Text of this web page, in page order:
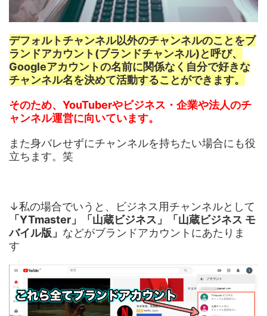
デフォルトチャンネル以外のチャンネルのことをブ
ランドアカウント(ブランドチャンネル)と呼び、
Googleアカウントの名前に関係なく自分で好きな
チャンネル名を決めて活動することができます。
そのため、YouTuberやビジネス・企業や法人のチ
ャンネル運営に向いています。
また身バレせずにチャンネルを持ちたい場合にも役
立ちます。笑
↓私の場合でいうと、ビジネス用チャンネルとして
「YTmaster」「山蔵ビジネス」「山蔵ビジネス モ
バイル版」 などがブランドアカウントにあたりま
す